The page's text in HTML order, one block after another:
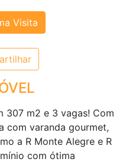
Visita
307 m2 e 3 vagas! Com
com varanda gourmet,
a R Monte Alegre e R
com ótima